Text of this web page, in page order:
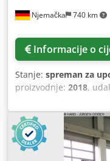
Njemačka 740 km
Informacije o
Stanje: spreman za
proizvodnje: 2018,
osovina:3, Ovaj 3-osni
je 2018. godine. Ima
1500 mm na Y-osi i
naprednim